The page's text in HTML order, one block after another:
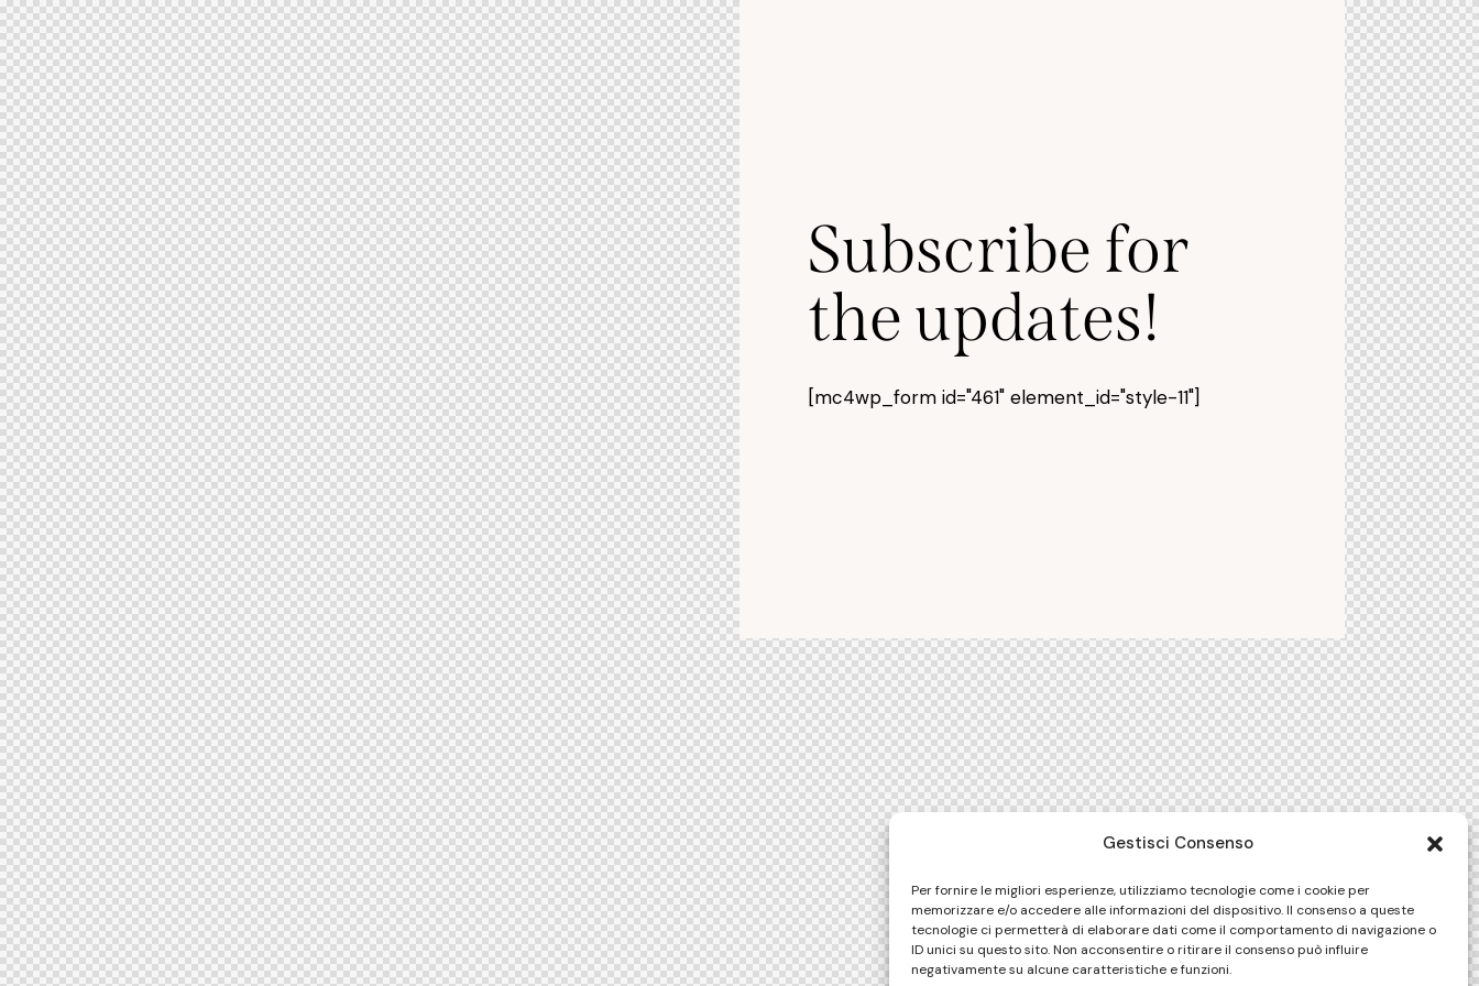
Gestisci Consenso
Per fornire le migliori esperienze, utilizziamo tecnologie come i cookie per
memorizzare e/o accedere alle informazioni del dispositivo. Il consenso a queste
tecnologie ci permetterà di elaborare dati come il comportamento di navigazione o
ID unici su questo sito. Non acconsentire o ritirare il consenso può influire
negativamente su alcune caratteristiche e funzioni.
Subscribe for
the updates!
[mc4wp_form id="461" element_id="style-11"]